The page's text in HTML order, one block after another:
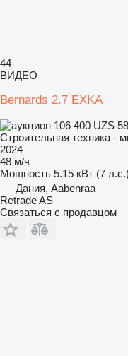
44
ВИДЕО
Bernards 2.7 EXKA
106 400 UZS
Строительная техника -
2024
48 м/ч
Мощность 5.15 кВт (7 л.с.)
Дания, Aabenraa
Retrade AS
Связаться с продавцом